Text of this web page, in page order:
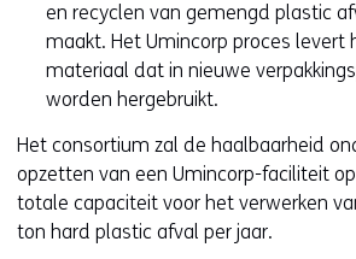
en recyclen van gemengd plastic
maakt. Het Umincorp proces levert
materiaal dat in nieuwe
worden hergebruikt.
Het consortium zal de haalbaarheid
opzetten van een Umincorp-faciliteit
totale capaciteit voor het verwerken
ton hard plastic afval per jaar.